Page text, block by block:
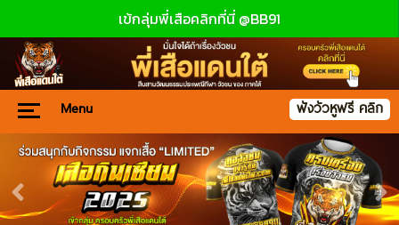
เข้กลุ่มพี่เสือคลิกที่นี่ @BB91
Menu ฟังวัวหูฟรี คลิก